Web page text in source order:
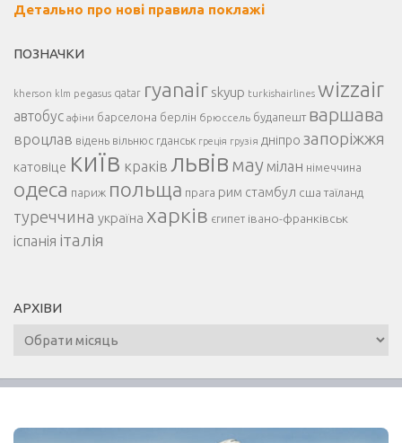
Детально про нові правила поклажі
ПОЗНАЧКИ
kherson klm pegasus qatar ryanair skyup turkishairlines wizzair
автобус афіни барселона берлін брюссель будапешт варшава
вроцлав відень вільнюс гданськ греція грузія дніпро запоріжжя
катовіце київ краків львів мау мілан німеччина
одеса париж польща прага рим стамбул сша таїланд
туреччина україна харків єгипет івано-франківськ
іспанія італія
АРХІВИ
Архіви